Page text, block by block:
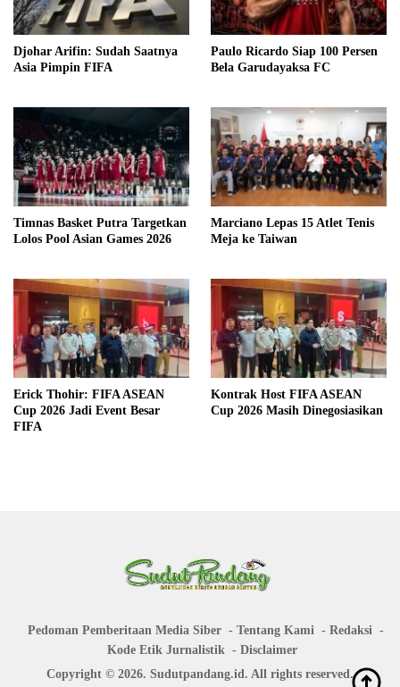
Djohar Arifin: Sudah Saatnya
Asia Pimpin FIFA
Paulo Ricardo Siap 100 Persen
Bela Garudayaksa FC
Timnas Basket Putra Targetkan
Lolos Pool Asian Games 2026
Marciano Lepas 15 Atlet Tenis
Meja ke Taiwan
Erick Thohir: FIFA ASEAN
Cup 2026 Jadi Event Besar
FIFA
Kontrak Host FIFA ASEAN
Cup 2026 Masih Dinegosiasikan
Pedoman Pemberitaan Media Siber Tentang Kami
Redaksi
Kode Etik Jurnalistik
Disclaimer
Copyright © 2026. Sudutpandang.id. All rights reserved.